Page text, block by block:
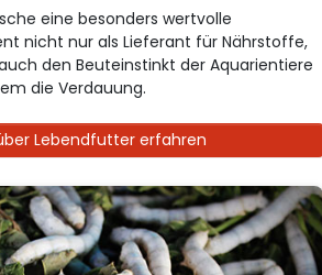
eine besonders wertvolle
nicht nur als Lieferant für Nährstoffe,
den Beuteinstinkt der Aquarientiere
die Verdauung.
Lebendfutter erfahren